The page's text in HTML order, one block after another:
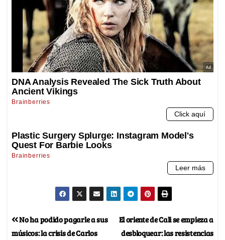
El oriente de Cali se empieza a
desbloquear: las resistencias
No ha podido pagarle a sus
músicos: la crisis de Carlos